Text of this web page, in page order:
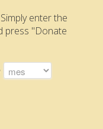
enter the
press "Donate